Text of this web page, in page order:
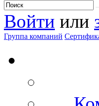
Войти или
Группа компаний